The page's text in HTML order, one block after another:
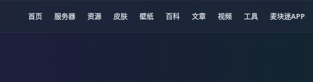
首页 服务器 资源 皮肤 壁纸 百科 文章 视频 工具 麦块迷APP